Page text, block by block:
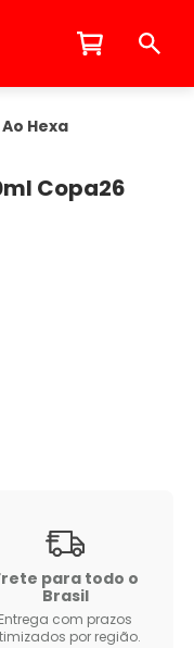
Hexa
Copa26
para todo o
Brasil
Entrega com prazos
por região.